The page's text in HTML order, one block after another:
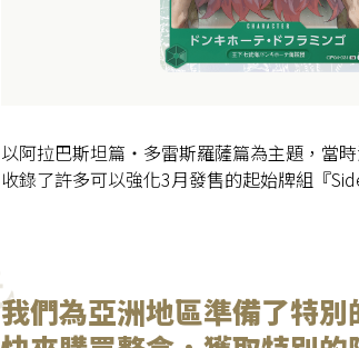
以阿拉巴斯坦篇・多雷斯羅薩篇為主題，當
收錄了許多可以強化3月發售的起始牌組『
我們為亞洲地區準備了特別